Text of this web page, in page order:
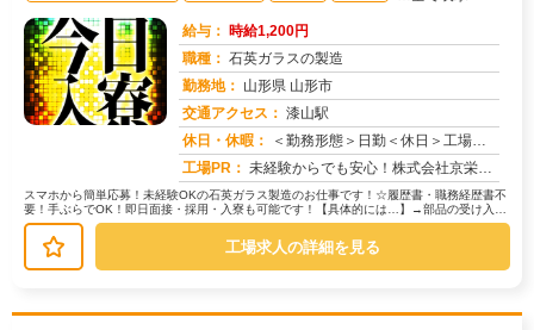
給与： 時給1,200円
職種： 石英ガラスの製造
勤務地： 山形県 山形市
交通アクセス： 漆山駅
休日・休暇：
＜勤務形態＞日勤＜休日＞工場カレンダーによる
工場PR： 未経験からでも安心！株式会社京栄センターで、新しい一歩を踏み出しませんか？☆ほとんどのスタッフが未経験スタート！先...
スマホから簡単応募！未経験OKの石英ガラス製造のお仕事です！☆履歴書・職務経歴書不
要！手ぶらでOK！即日面接・採用・入寮も可能です！【具体的には…】→部品の受け入れ
検査：不良品がないかチェック！...
工場求人の詳細を見る